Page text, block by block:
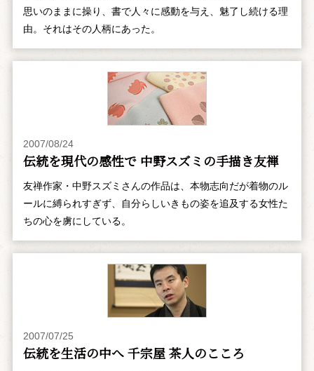
思いのままに操り、書で人々に感動を与え、魅了し続ける理
由。それはその人柄にあった。
2007/08/24
伝統を現代の感性で 中野スズミの手描き友禅
友禅作家・中野スズミさんの作品は、本物志向だが着物のル
ールに縛られすぎず、自分らしいきもの姿を追及する女性た
ちの心を虜にしている。
2007/07/25
伝統を生活の中へ 千宗屋 茶人のこころ